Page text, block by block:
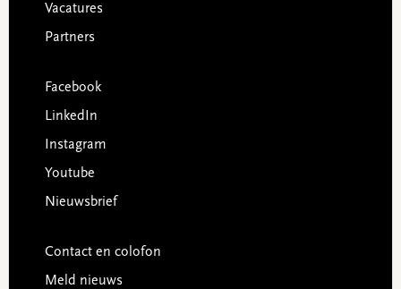
Vacatures
Partners
Facebook
LinkedIn
Instagram
Youtube
Nieuwsbrief
Contact en colofon
Meld nieuws